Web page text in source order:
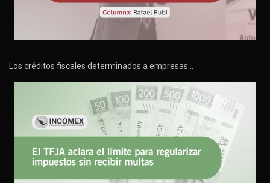
Los créditos fiscales determinados a empresas…